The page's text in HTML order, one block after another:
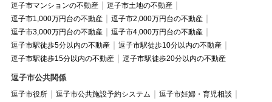
逗子市マンションの不動産
逗子市土地の不動産
逗子市1,000万円台の不動産
逗子市2,000万円台の不動産
逗子市3,000万円台の不動産
逗子市4,000万円台の不動産
逗子市駅徒歩5分以内の不動産
逗子市駅徒歩10分以内の不動産
逗子市駅徒歩15分以内の不動産
逗子市駅徒歩20分以内の不動産
逗子市公共関係
逗子市役所 逗子市公共施設予約システム
逗子市妊婦・育児相談